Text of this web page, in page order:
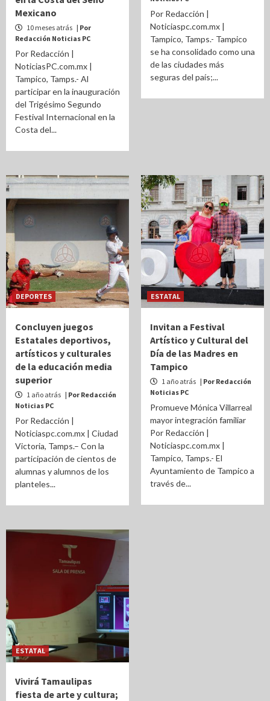
Mexicano
10 meses atrás | Por
Redacción Noticias PC
Por Redacción |
NoticiasPC.com.mx |
Tampico, Tamps.- Al
participar en la inauguración
del Trigésimo Segundo
Festival Internacional en la
Costa del...
Por Redacción |
Noticiaspc.com.mx |
Tampico, Tamps.- Tampico
se ha consolidado como una
de las ciudades más
seguras del país;...
DEPORTES
Concluyen juegos
Estatales deportivos,
artísticos y culturales
de la educación media
superior
1 año atrás | Por Redacción
Noticias PC
Por Redacción |
Noticiaspc.com.mx | Ciudad
Victoria, Tamps.– Con la
participación de cientos de
alumnas y alumnos de los
planteles...
ESTATAL
Invitan a Festival
Artístico y Cultural del
Día de las Madres en
Tampico
1 año atrás | Por Redacción
Noticias PC
Promueve Mónica Villarreal
mayor integración familiar
Por Redacción |
Noticiaspc.com.mx |
Tampico, Tamps.- El
Ayuntamiento de Tampico a
través de...
ESTATAL
Vivirá Tamaulipas
fiesta de arte y cultura;